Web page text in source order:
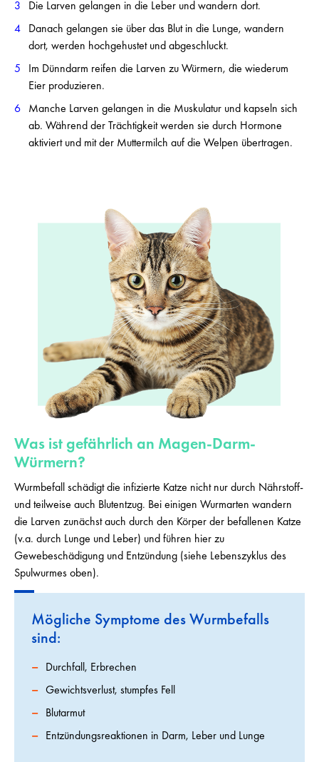
Die Larven gelangen in die Leber und wandern dort.
Danach gelangen sie über das Blut in die Lunge, wandern
dort, werden hochgehustet und abgeschluckt.
Im Dünndarm reifen die Larven zu Würmern, die wiederum
Eier produzieren.
Manche Larven gelangen in die Muskulatur und kapseln sich
ab. Während der Trächtigkeit werden sie durch Hormone
aktiviert und mit der Muttermilch auf die Welpen übertragen.
Was ist gefährlich an Magen-Darm-
Würmern?
Wurmbefall schädigt die infizierte Katze nicht nur durch Nährstoff-
und teilweise auch Blutentzug. Bei einigen Wurmarten wandern
die Larven zunächst auch durch den Körper der befallenen Katze
(v.a. durch Lunge und Leber) und führen hier zu
Gewebeschädigung und Entzündung (siehe Lebenszyklus des
Spulwurmes oben).
Mögliche Symptome des Wurmbefalls
sind:
Durchfall, Erbrechen
Gewichtsverlust, stumpfes Fell
Blutarmut
Entzündungsreaktionen in Darm, Leber und Lunge